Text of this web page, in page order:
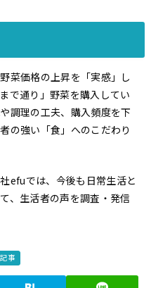
菜価格の上昇を「実感」し
で通り」野菜を購入してい
調理の工夫、購入頻度を下
の強い「食」へのこだわり
efuでは、今後も日常生活と
、生活者の声を調査・発信
事